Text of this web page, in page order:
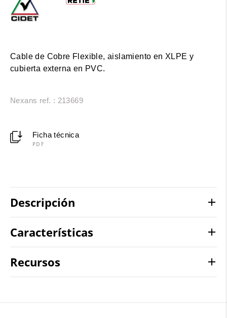
Cable de Cobre Flexible, aislamiento en XLPE y
cubierta externa en PVC.
Nexans ref. : 213669
Ficha técnica
PDF
Descripción
Características
Recursos